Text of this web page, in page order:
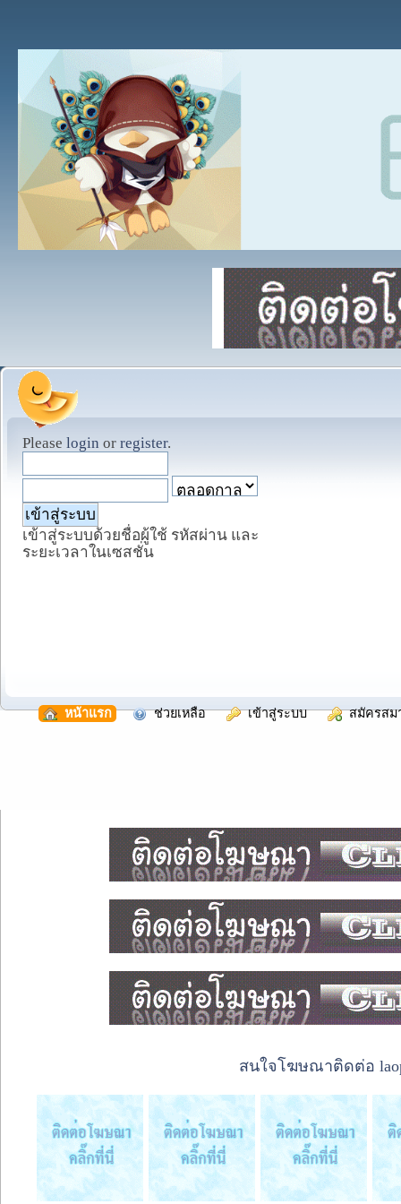
Please login or register.
เข้าสู่ระบบด้วยชื่อผู้ใช้ รหัสผ่าน และ
ระยะเวลาในเซสชั่น
หน้าแรก ช่วยเหลือ เข้าสู่ระบบ สมัครสม
สนใจโฆษณาติดต่อ